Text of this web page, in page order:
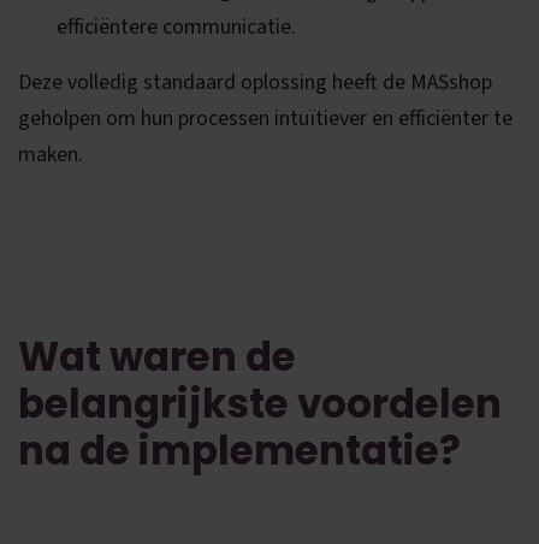
efficiëntere communicatie.
Deze volledig standaard oplossing heeft de MASshop
geholpen om hun processen intuïtiever en efficiënter te
maken.
Wat waren de
belangrijkste voordelen
na de implementatie?